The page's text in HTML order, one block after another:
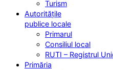
Turism
Autoritățile
publice locale
Primarul
Consiliul local
RUTI – Registrul
Primăria